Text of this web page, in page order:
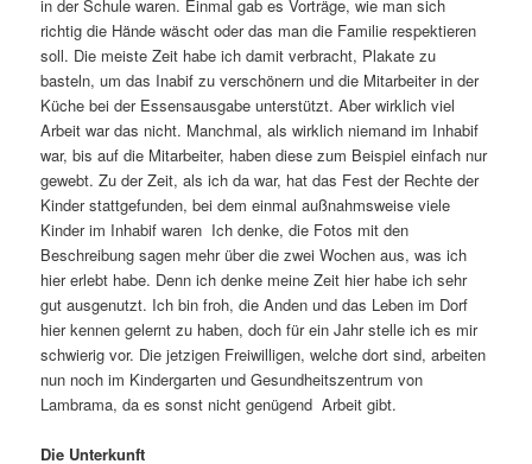
in der Schule waren. Einmal gab es Vorträge, wie man sich
richtig die Hände wäscht oder das man die Familie respektieren
soll. Die meiste Zeit habe ich damit verbracht, Plakate zu
basteln, um das Inabif zu verschönern und die Mitarbeiter in der
Küche bei der Essensausgabe unterstützt. Aber wirklich viel
Arbeit war das nicht. Manchmal, als wirklich niemand im Inhabif
war, bis auf die Mitarbeiter, haben diese zum Beispiel einfach nur
gewebt. Zu der Zeit, als ich da war, hat das Fest der Rechte der
Kinder stattgefunden, bei dem einmal außnahmsweise viele
Kinder im Inhabif waren Ich denke, die Fotos mit den
Beschreibung sagen mehr über die zwei Wochen aus, was ich
hier erlebt habe. Denn ich denke meine Zeit hier habe ich sehr
gut ausgenutzt. Ich bin froh, die Anden und das Leben im Dorf
hier kennen gelernt zu haben, doch für ein Jahr stelle ich es mir
schwierig vor. Die jetzigen Freiwilligen, welche dort sind, arbeiten
nun noch im Kindergarten und Gesundheitszentrum von
Lambrama, da es sonst nicht genügend Arbeit gibt.
Die Unterkunft